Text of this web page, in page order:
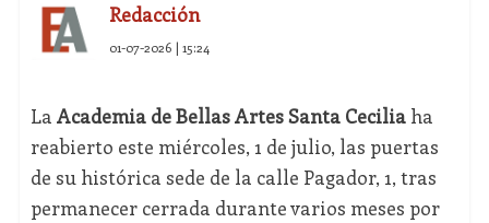
Redacción
01-07-2026 | 15:24
La Academia de Bellas Artes Santa Ceciliaha
reabierto este miércoles, 1 de julio, las puertas
de su histórica sede de la calle Pagador, 1, tras
permanecer cerrada durante varios meses por